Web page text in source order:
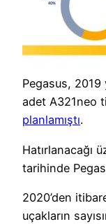
Pegasus, 2019
adet A321neo
planlamıştı.
Hatırlanacağı
tarihinde
2020’den
uçakların